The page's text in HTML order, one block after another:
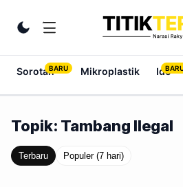
Ubah tema
Sorotan Mikroplastik Ide
Topik: Tambang Ilegal
Terbaru Populer (7 hari)